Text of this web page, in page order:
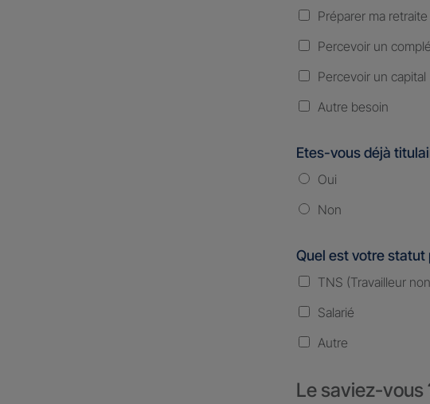
Préparer ma retraite
Percevoir un
Percevoir un capital
Autre besoin
Etes-vous déjà
Oui
Non
Quel est votre statut
TNS (Travailleur
Salarié
Autre
Le saviez-vous